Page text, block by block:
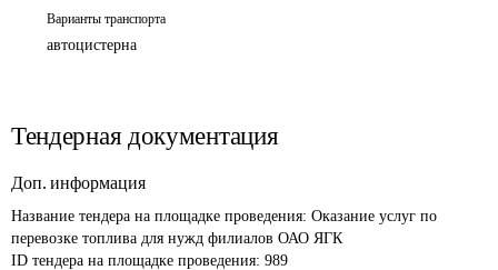
Варианты транспорта
автоцистерна
Тендерная документация
Доп. информация
Название тендера на площадке проведения: Оказание услуг по
перевозке топлива для нужд филиалов ОАО ЯГК
ID тендера на площадке проведения: 989